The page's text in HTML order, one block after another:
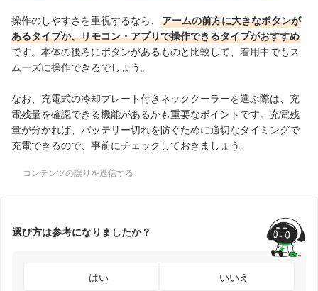
操作のしやすさを重視するなら、
アームの前方に大きなボタンが
あるタイプか、リモコン・アプリで操作できるタイプがおすすめ
です。本体の後ろにボタンがあるものと比較して、着用中でもス
ムーズに操作できるでしょう。
なお、充電式の冷却プレート付きネッククーラーを選ぶ際は、充
電残量を確認できる機能があるかも重要なポイントです。充電残
量が分かれば、バッテリー切れを防ぐために適切なタイミングで
充電できるので、事前にチェックしておきましょう。
コンテンツの誤りを送信する
選び方は参考になりましたか？
はい いいえ